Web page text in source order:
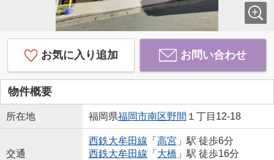
お気に入り追加 お問い合わせ
物件概要
所在地 福岡県福岡市南区野間 １丁目12-18
交通
西鉄大牟田線 「 高宮 」駅 徒歩6分
西鉄大牟田線 「 大橋 」駅 徒歩16分